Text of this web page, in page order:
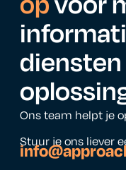
diensten
Ons team helpt je
Stuur je ons liever